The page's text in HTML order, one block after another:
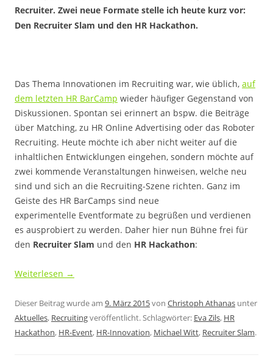
Recruiter. Zwei neue Formate stelle ich heute kurz vor:
Den Recruiter Slam und den HR Hackathon.
Das Thema Innovationen im Recruiting war, wie üblich, auf
dem letzten HR BarCamp wieder häufiger Gegenstand von
Diskussionen. Spontan sei erinnert an bspw. die Beiträge
über Matching, zu HR Online Advertising oder das Roboter
Recruiting. Heute möchte ich aber nicht weiter auf die
inhaltlichen Entwicklungen eingehen, sondern möchte auf
zwei kommende Veranstaltungen hinweisen, welche neu
sind und sich an die Recruiting-Szene richten. Ganz im
Geiste des HR BarCamps sind neue
experimentelle Eventformate zu begrüßen und verdienen
es ausprobiert zu werden. Daher hier nun Bühne frei für
den Recruiter Slam und den HR Hackathon:
Weiterlesen →
Dieser Beitrag wurde am 9. März 2015von Christoph Athanas unter
Aktuelles, Recruitingveröffentlicht. Schlagwörter: Eva Zils, HR
Hackathon, HR-Event, HR-Innovation, Michael Witt, Recruiter Slam.